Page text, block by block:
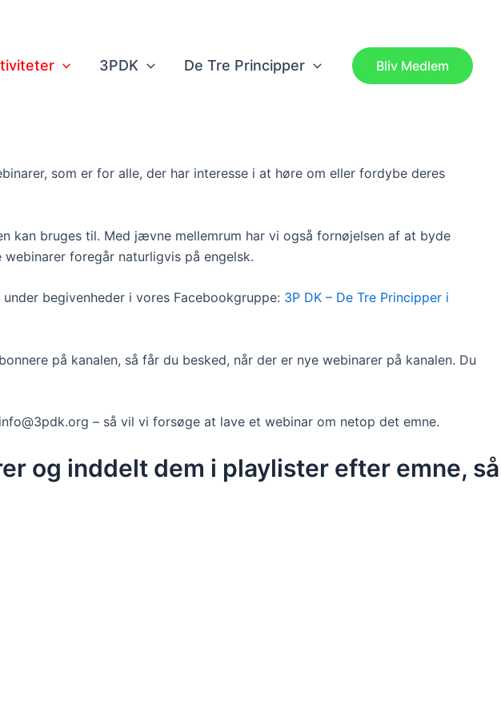
3PDK De Tre Principper Bliv Medlem
som er for alle, der har interesse i at høre om eller fordybe deres
kan bruges til. Med jævne mellemrum har vi også fornøjelsen af at byde
foregår naturligvis på engelsk.
begivenheder i vores Facebookgruppe: 3P DK – De Tre Principper i
på kanalen, så får du besked, når der er nye webinarer på kanalen. Du
– så vil vi forsøge at lave et webinar om netop det emne.
og inddelt dem i playlister efter emne, så